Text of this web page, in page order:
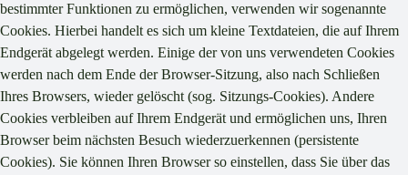
bestimmter Funktionen zu ermöglichen, verwenden wir sogenannte
Cookies. Hierbei handelt es sich um kleine Textdateien, die auf Ihrem
Endgerät abgelegt werden. Einige der von uns verwendeten Cookies
werden nach dem Ende der Browser-Sitzung, also nach Schließen
Ihres Browsers, wieder gelöscht (sog. Sitzungs-Cookies). Andere
Cookies verbleiben auf Ihrem Endgerät und ermöglichen uns, Ihren
Browser beim nächsten Besuch wiederzuerkennen (persistente
Cookies). Sie können Ihren Browser so einstellen, dass Sie über das